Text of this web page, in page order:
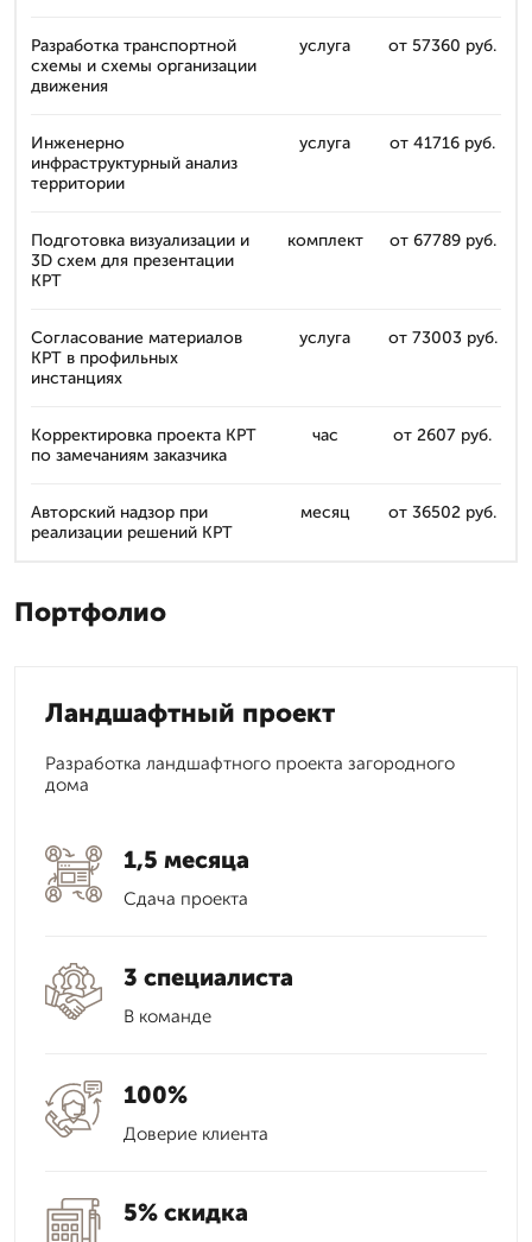
Разработка транспортной
схемы и схемы организации
движения
услуга от 57360 руб.
Инженерно
инфраструктурный анализ
территории
услуга от 41716 руб.
Подготовка визуализации и
3D схем для презентации
КРТ
комплект от 67789 руб.
Согласование материалов
КРТ в профильных
инстанциях
услуга от 73003 руб.
Корректировка проекта КРТ
по замечаниям заказчика
час от 2607 руб.
Авторский надзор при
реализации решений КРТ
месяц от 36502 руб.
Портфолио
Ландшафтный проект
Разработка ландшафтного проекта загородного
дома
1,5 месяца
Сдача проекта
3 специалиста
В команде
100%
Доверие клиента
5% скидка